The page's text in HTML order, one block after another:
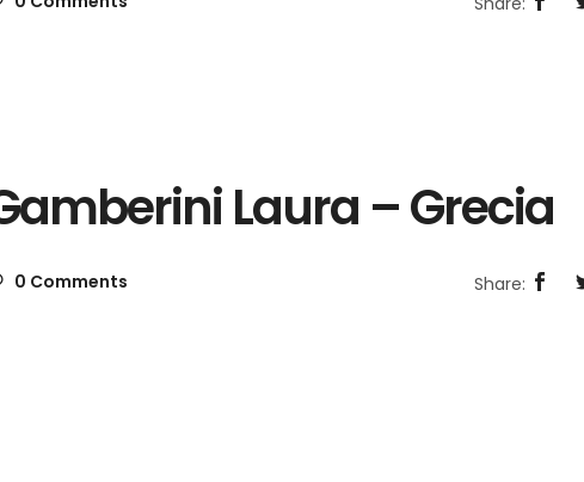
Laura – Grecia
0 Comments